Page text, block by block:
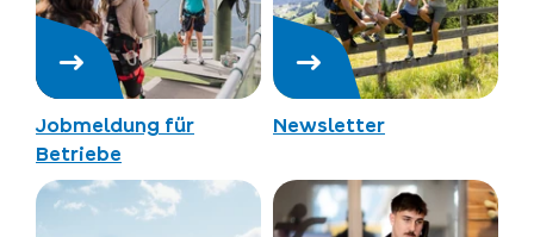
Jobmeldung für
Betriebe
Newsletter